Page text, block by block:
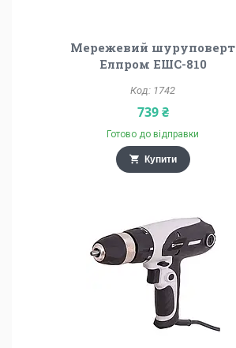
Мережевий шуруповерт
Елпром ЕШС-810
1742
739 ₴
Готово до відправки
Купити